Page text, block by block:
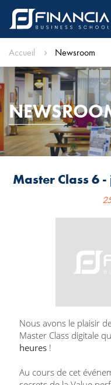
Accueil Newsroom
Master Class 6
Nous avons le plaisir
Master Class digitale
heures !
Au cours de cet